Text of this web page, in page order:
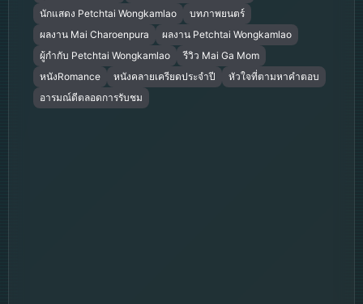
นักแสดง Petchtai Wongkamlao
บทภาพยนตร์
ผลงาน Mai Charoenpura
ผลงาน Petchtai Wongkamlao
ผู้กำกับ Petchtai Wongkamlao
รีวิว Mai Ga Mom
หนังRomance
หนังคลายเครียดประจำปี
หัวใจที่ตามหาคำตอบ
อารมณ์ดีตลอดการรับชม